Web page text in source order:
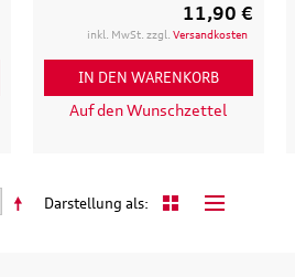
11,90 €
inkl. MwSt. zzgl. Versandkosten
IN DEN WARENKORB
Auf den Wunschzettel
Darstellung als